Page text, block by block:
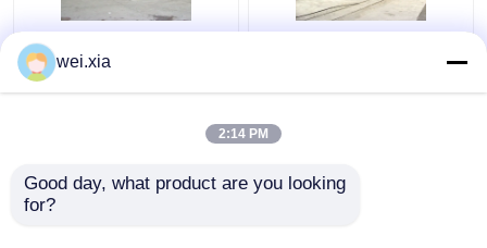
Chemischer konkreter
Autoklav mit PLC-
Konkreter Autoklav mit
Sicherheitsverriegelung
wei.xia
2:14 PM
Good day, what product are you looking
for?